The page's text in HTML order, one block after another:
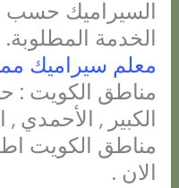
السيراميك حسب
الخدمة
معلم سيراميك
مناطق الكويت :
الكبير , الأحمدي
مناطق الكويت
الان .